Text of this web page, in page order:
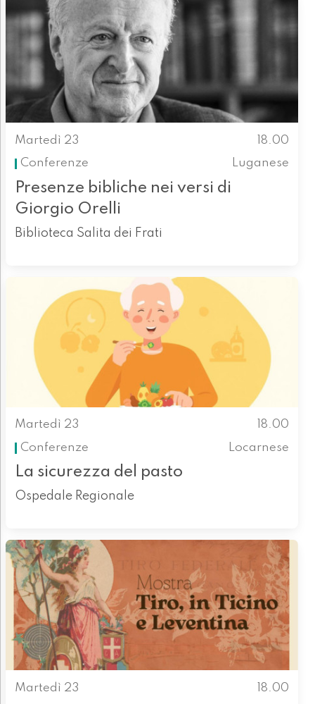
Martedì 23
18.00
Conferenze
Luganese
Presenze bibliche nei versi di
Giorgio Orelli
Biblioteca Salita dei Frati
Martedì 23
18.00
Conferenze
Locarnese
La sicurezza del pasto
Ospedale Regionale
Martedì 23
18.00